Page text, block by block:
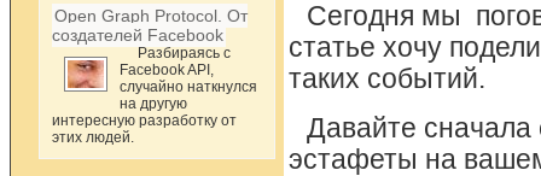
Open Graph Protocol. От
создателей Facebook
Разбираясь с
Facebook API,
случайно наткнулся
на другую
интересную разработку от
этих людей.
Сегодня мы
статье хочу
таких событий.
Давайте
эстафеты на